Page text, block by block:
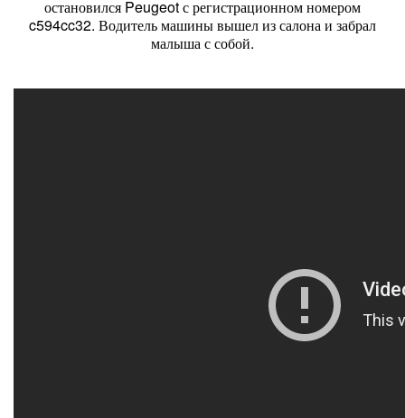
остановился Peugeot с регистрационном номером
c594cc32. Водитель машины вышел из салона и забрал
малыша с собой.